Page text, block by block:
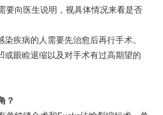
要向医生说明，视具体情况来看是否
疾病的人需要先治愈后再行手术。
或眼睑退缩以及对手术有过高期望的
？